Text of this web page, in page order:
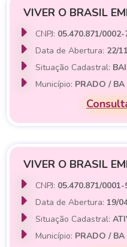
VIVER O BRASIL
CNPJ: 05.470.871/0002-
Data de Abertura: 22/
Situação Cadastral:
Município: PRADO / BA
VIVER O BRASIL
CNPJ: 05.470.871/0001-
Data de Abertura: 19/
Situação Cadastral:
Município: PRADO / BA